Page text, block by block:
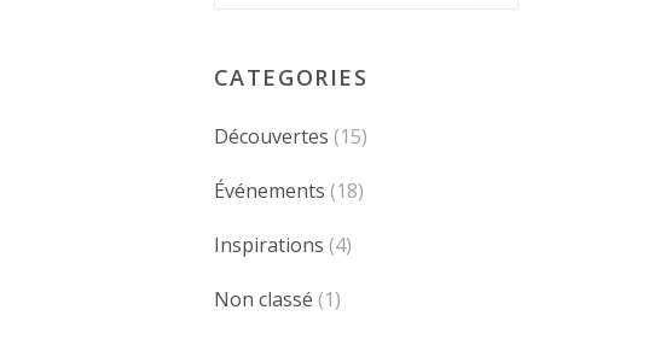
CATEGORIES
Découvertes (15)
Événements (18)
Inspirations (4)
Non classé (1)